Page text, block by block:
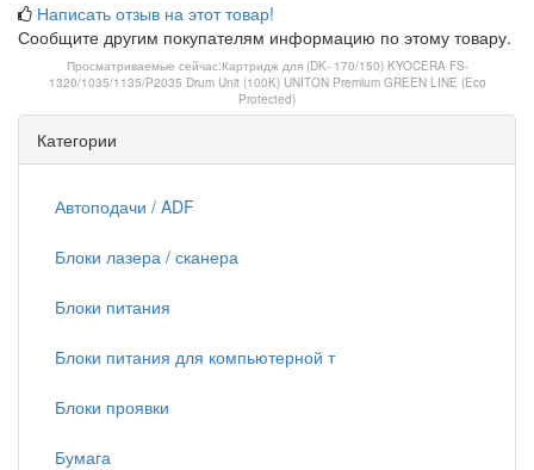
Написать отзыв на этот товар!
Сообщите другим покупателям информацию по этому товару.
Просматриваемые сейчас:Картридж для (DK- 170/150) KYOCERA FS-
1320/1035/1135/P2035 Drum Unit (100K) UNITON Premium GREEN LINE (Eco
Protected)
Категории
Автоподачи / ADF
Блоки лазера / сканера
Блоки питания
Блоки питания для компьютерной т
Блоки проявки
Бумага